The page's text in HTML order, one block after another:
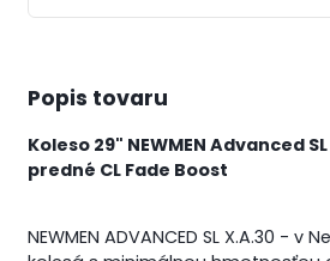
Popis tovaru
Koleso 29" NEWMEN Advanced
predné CL Fade Boost
NEWMEN ADVANCED SL X.A.30 - v